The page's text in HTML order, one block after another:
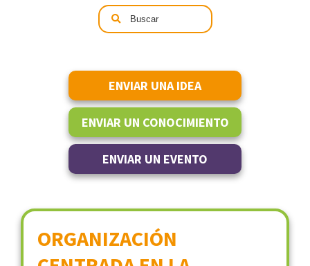
ENVIAR UNA IDEA
ENVIAR UN CONOCIMIENTO
ENVIAR UN EVENTO
ORGANIZACIÓN